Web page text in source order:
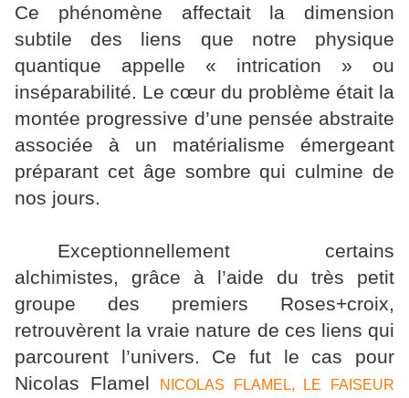
Ce phénomène affectait la dimension
subtile des liens que notre physique
quantique appelle « intrication » ou
inséparabilité. Le cœur du problème était la
montée progressive d’une pensée abstraite
associée à un matérialisme émergeant
préparant cet âge sombre qui culmine de
nos jours.
Exceptionnellement certains
alchimistes, grâce à l’aide du très petit
groupe des premiers Roses+croix,
retrouvèrent la vraie nature de ces liens qui
parcourent l’univers. Ce fut le cas pour
Nicolas Flamel
NICOLAS FLAMEL, LE FAISEUR